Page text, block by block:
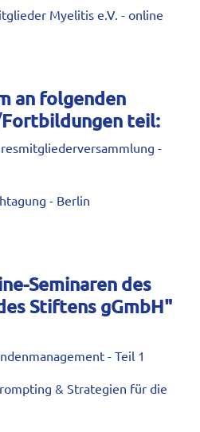
Myelitis e.V. - online
an folgenden
teil:
-
- Berlin
Seminaren des
Stiftens gGmbH"
- Teil 1
& Strategien für die